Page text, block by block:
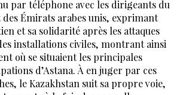
par téléphone avec les dirigeants du
des Émirats arabes unis, exprimant
et sa solidarité après les attaques
installations civiles, montrant ainsi
où se situaient les principales
d’Astana. À en juger par ces
le Kazakhstan suit sa propre voie,